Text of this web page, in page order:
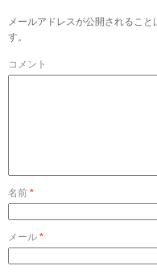
メールアドレスが公開されるこ
す。
コメント
名前 *
メール *